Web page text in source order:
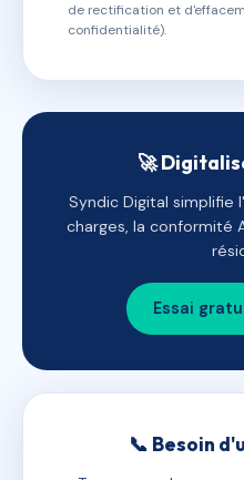
de rectification et
confidentialité).
🚀
Syndic Digital simplifie
charges, la conformité
Essai
📞 Besoin